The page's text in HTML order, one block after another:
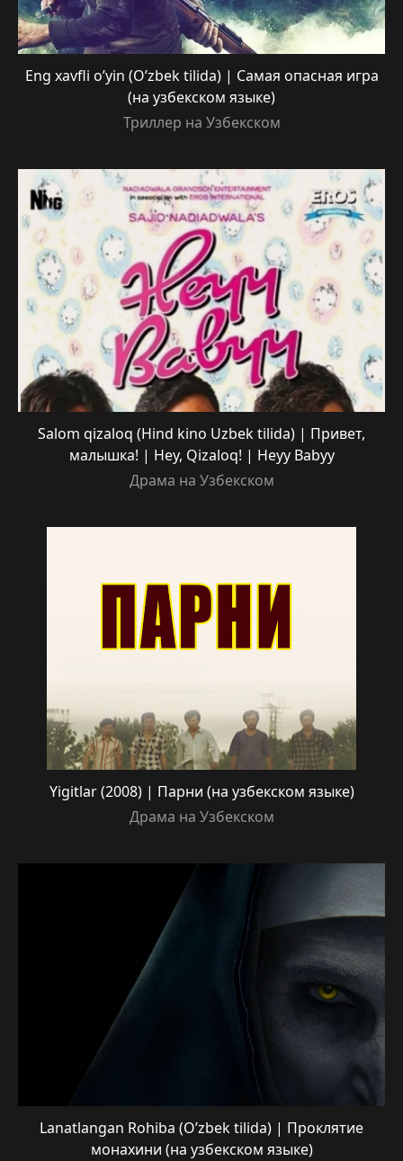
Eng xavfli o’yin (O’zbek tilida) | Самая опасная игра
(на узбекском языке)
Триллер на Узбекском
Salom qizaloq (Hind kino Uzbek tilida) | Привет,
малышка! | Hey, Qizaloq! | Heyy Babyy
Драма на Узбекском
Yigitlar (2008) | Парни (на узбекском языке)
Драма на Узбекском
Lanatlangan Rohiba (O’zbek tilida) | Проклятие
монахини (на узбекском языке)